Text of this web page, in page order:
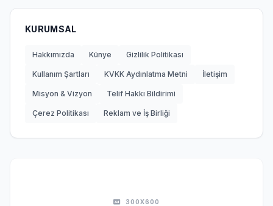
KURUMSAL
Hakkımızda Künye Gizlilik Politikası
Kullanım Şartları KVKK Aydınlatma Metni İletişim
Misyon & Vizyon Telif Hakkı Bildirimi
Çerez Politikası Reklam ve İş Birliği
300X600